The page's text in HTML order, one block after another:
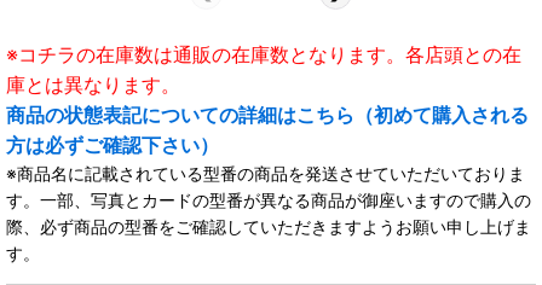
※コチラの在庫数は通販の在庫数となります。各店頭との在
庫とは異なります。
商品の状態表記についての詳細はこちら（初めて購入される
方は必ずご確認下さい）
※商品名に記載されている型番の商品を発送させていただいておりま
す。一部、写真とカードの型番が異なる商品が御座いますので購入の
際、必ず商品の型番をご確認していただきますようお願い申し上げま
す。